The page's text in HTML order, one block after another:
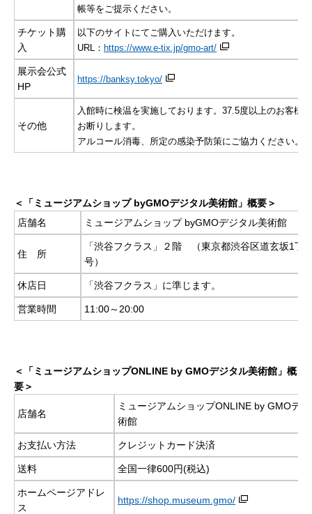
帳等をご提示ください。
チケット購
入
以下のサイトにてご購入いただけます。
URL： https://www.e-tix.jp/gmo-art/
展示会公式
HP
https://banksy.tokyo/
その他
入館時に検温を実施しております。37.5度以上のお客様
お断りします。
アルコール消毒、所定の感染予防策にご協力ください。
＜「ミュージアムショップ byGMOデジタル美術館」概要＞
店舗名
ミュージアムショップ byGMOデジタル美術館
住 所
「渋谷フクラス」２階 （東京都渋谷区道玄坂1丁
号）
休店日 「渋谷フクラス」に準じます。
営業時間 11:00～20:00
＜「ミュージアムショップONLINE by GMOデジタル美術館」概
要＞
店舗名
ミュージアムショップONLINE by GMOデ
術館
お支払い方法 クレジットカード決済
送料 全国一律600円(税込)
ホームページアドレ
ス
https://shop.museum.gmo/